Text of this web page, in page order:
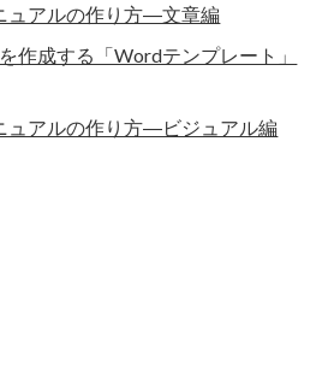
ュアルの作り方―文章編
作成する「Wordテンプレート」
ュアルの作り方―ビジュアル編